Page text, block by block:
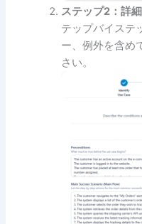
ステップ2：詳
テップバイステ
ー、例外を含め
さい。